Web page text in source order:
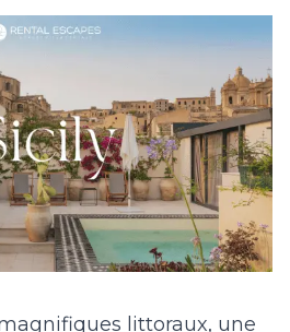
littoraux, une